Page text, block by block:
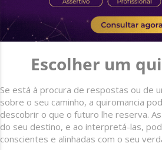
Escolher um
Se está à procura de respostas ou de
sobre o seu caminho, a quiromancia
descobrir o que o futuro lhe reserva.
do seu destino, e ao interpretá-las,
conscientes e alinhadas com o seu